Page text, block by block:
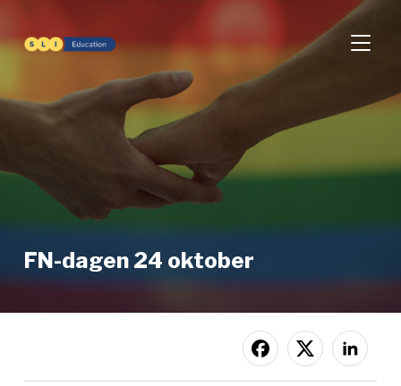
SLÅ
FN-dagen 24 oktober